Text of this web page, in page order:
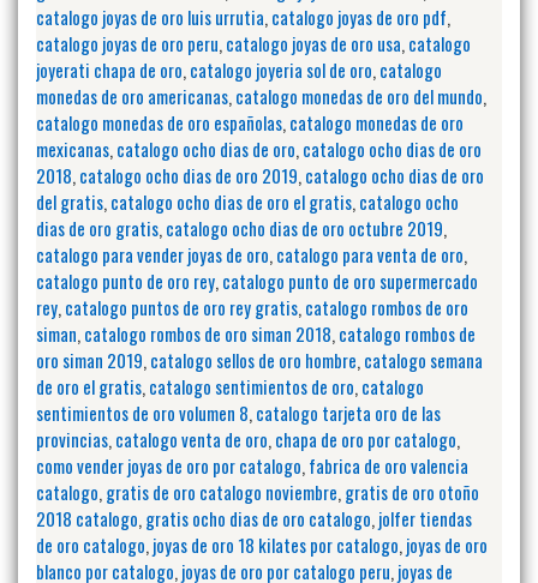
catalogo joyas de oro luis urrutia,catalogo joyas de oro pdf,
catalogo joyas de oro peru,catalogo joyas de oro usa,catalogo
joyerati chapa de oro,catalogo joyeria sol de oro,catalogo
monedas de oro americanas,catalogo monedas de oro del mundo,
catalogo monedas de oro españolas,catalogo monedas de oro
mexicanas,catalogo ocho dias de oro,catalogo ocho dias de oro
2018,catalogo ocho dias de oro 2019,catalogo ocho dias de oro
del gratis,catalogo ocho dias de oro el gratis,catalogo ocho
dias de oro gratis,catalogo ocho dias de oro octubre 2019,
catalogo para vender joyas de oro,catalogo para venta de oro,
catalogo punto de oro rey,catalogo punto de oro supermercado
rey,catalogo puntos de oro rey gratis,catalogo rombos de oro
siman,catalogo rombos de oro siman 2018,catalogo rombos de
oro siman 2019,catalogo sellos de oro hombre,catalogo semana
de oro el gratis,catalogo sentimientos de oro,catalogo
sentimientos de oro volumen 8,catalogo tarjeta oro de las
provincias,catalogo venta de oro,chapa de oro por catalogo,
como vender joyas de oro por catalogo,fabrica de oro valencia
catalogo,gratis de oro catalogo noviembre,gratis de oro otoño
2018 catalogo,gratis ocho dias de oro catalogo,jolfer tiendas
de oro catalogo,joyas de oro 18 kilates por catalogo,joyas de oro
blanco por catalogo,joyas de oro por catalogo peru,joyas de